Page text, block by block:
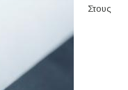
Στους